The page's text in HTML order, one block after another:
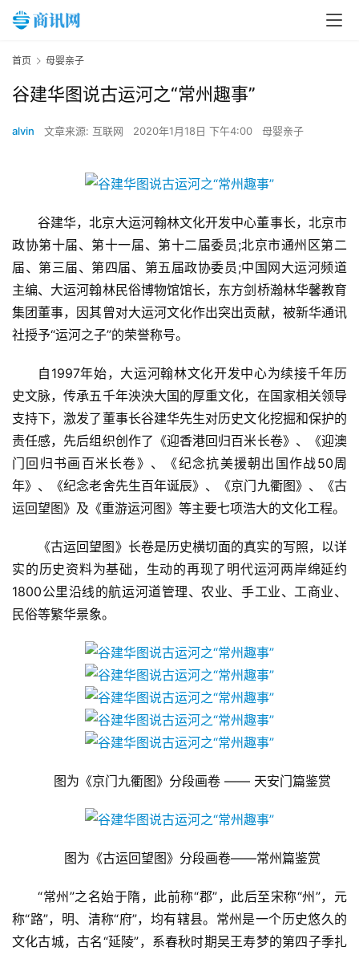
首页 母婴亲子
谷建华图说古运河之“常州趣事”
alvin 文章来源: 互联网 2020年1月18日 下午4:00 母婴亲子
谷建华，北京大运河翰林文化开发中心董事长，北京市
政协第十届、第十一届、第十二届委员;北京市通州区第二
届、第三届、第四届、第五届政协委员;中国网大运河频道
主编、大运河翰林民俗博物馆馆长，东方剑桥瀚林华馨教育
集团董事，因其曾对大运河文化作出突出贡献，被新华通讯
社授予“运河之子”的荣誉称号。
自1997年始，大运河翰林文化开发中心为续接千年历
史文脉，传承五千年泱泱大国的厚重文化，在国家相关领导
支持下，激发了董事长谷建华先生对历史文化挖掘和保护的
责任感，先后组织创作了《迎香港回归百米长卷》、《迎澳
门回归书画百米长卷》、《纪念抗美援朝出国作战50周
年》、《纪念老舍先生百年诞辰》、《京门九衢图》、《古
运回望图》及《重游运河图》等主要七项浩大的文化工程。
《古运回望图》长卷是历史横切面的真实的写照，以详
实的历史资料为基础，生动的再现了明代运河两岸绵延约
1800公里沿线的航运河道管理、农业、手工业、工商业、
民俗等繁华景象。
图为《京门九衢图》分段画卷 —— 天安门篇鉴赏
图为《古运回望图》分段画卷——常州篇鉴赏
“常州”之名始于隋，此前称“郡”，此后至宋称“州”，元
称“路”，明、清称“府”，均有辖县。常州是一个历史悠久的
文化古城，古名“延陵”，系春秋时期吴王寿梦的第四子季扎